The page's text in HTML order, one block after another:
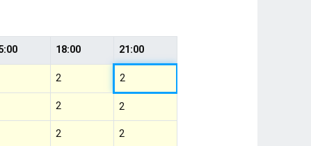
18:00 21:00
2 2
2 2
2 2